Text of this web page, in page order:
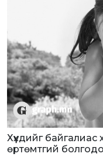
Хүүхдийг
өртөмтгий